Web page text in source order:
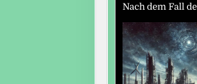
Nach dem Fall